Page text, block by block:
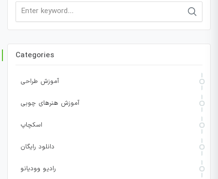
Search
Categories
آموزش طراحی
آموزش هنرهای چوبی
اسکچاپ
دانلود رایگان
رادیو وودیانو